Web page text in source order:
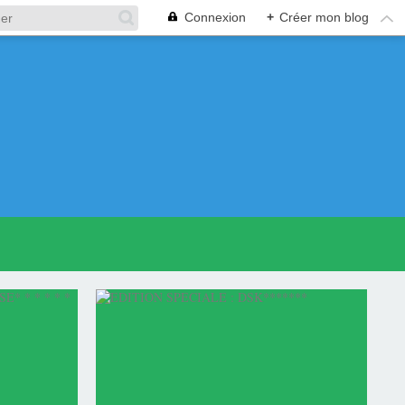
Connexion + Créer mon blog